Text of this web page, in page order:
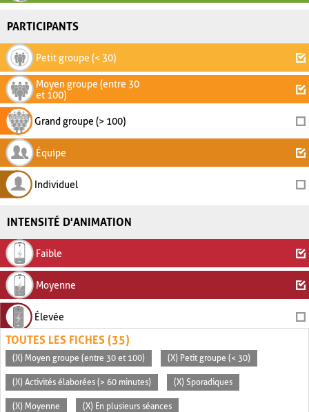
PARTICIPANTS
Petit groupe (< 30)
Moyen groupe (entre 30
et 100)
Grand groupe (> 100)
Équipe
Individuel
INTENSITÉ D'ANIMATION
Faible
Moyenne
Élevée
TOUTES LES FICHES (35)
(X) Moyen groupe (entre 30 et 100) (X) Petit groupe (< 30)
(X) Activités élaborées (> 60 minutes) (X) Sporadiques
(X) Moyenne (X) En plusieurs séances